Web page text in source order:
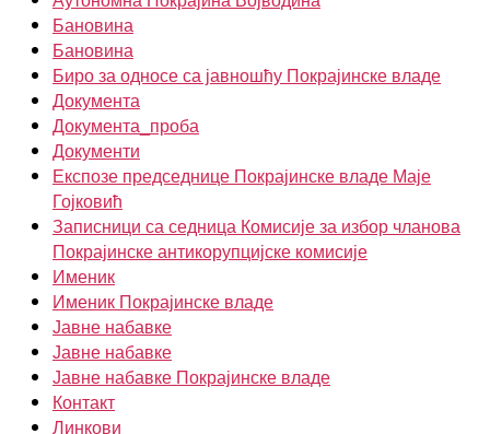
Бановина
Бановина
Биро за односе са јавношћу Покрајинске владе
Документа
Документа_проба
Документи
Експозе председнице Покрајинске владе Маје
Гојковић
Записници са седница Комисије за избор чланова
Покрајинске антикорупцијске комисије
Именик
Именик Покрајинске владе
Јавне набавке
Јавне набавке
Јавне набавке Покрајинске владе
Контакт
Линкови